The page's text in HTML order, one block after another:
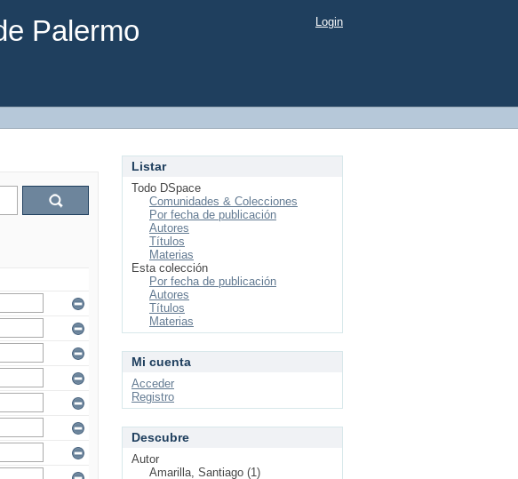
Palermo Login
Listar
Todo DSpace
Comunidades & Colecciones
Por fecha de publicación
Autores
Títulos
Materias
Esta colección
Por fecha de publicación
Autores
Títulos
Materias
Mi cuenta
Acceder
Registro
Descubre
Autor
Amarilla, Santiago (1)